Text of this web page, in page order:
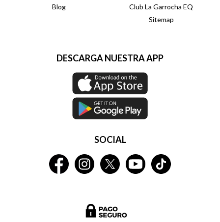
Blog
Club La Garrocha EQ
Sitemap
DESCARGA NUESTRA APP
SOCIAL